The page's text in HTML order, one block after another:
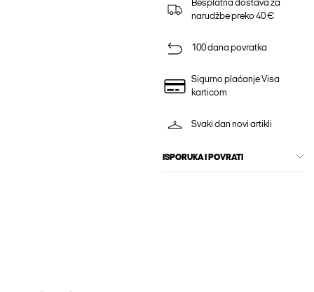
Besplatna dostava za
narudžbe preko 40 €
100 dana povratka
Sigurno plaćanje Visa
karticom
Svaki dan novi artikli
ISPORUKA I POVRATI